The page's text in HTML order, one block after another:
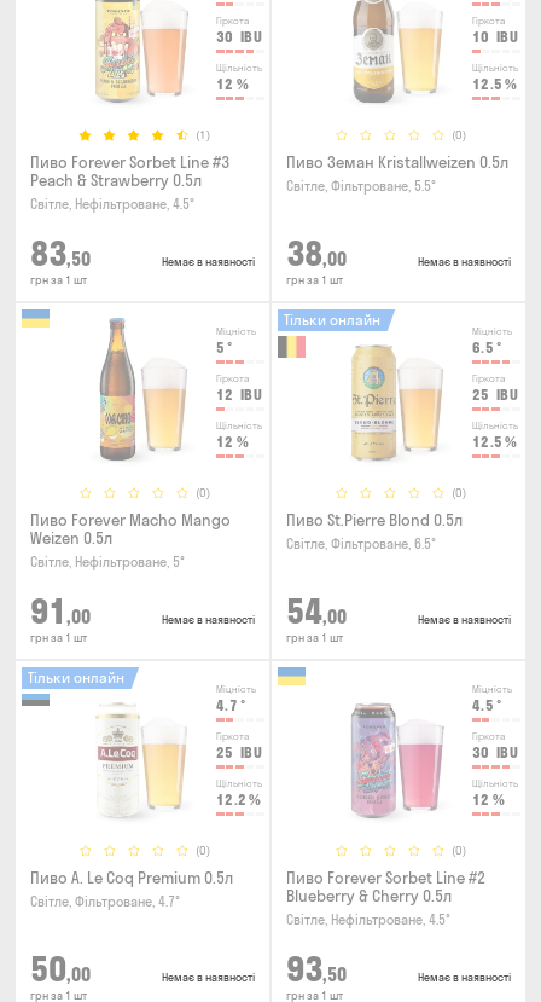
Гіркота
30 IBU
Щільність
12 %
(1)
Пиво Forever Sorbet Line #3
Peach & Strawberry 0.5л
Світле, Нефільтроване, 4.5°
83,50
грн за 1 шт
Немає в наявності
Гіркота
10 IBU
Щільність
12.5 %
(0)
Пиво Земан Kristallweizen 0.5л
Світле, Фільтроване, 5.5°
38,00
грн за 1 шт
Немає в наявності
Міцність
5 °
Гіркота
12 IBU
Щільність
12 %
(0)
Пиво Forever Macho Mango
Weizen 0.5л
Світле, Нефільтроване, 5°
91 ,00
грн за 1 шт
Немає в наявності
Міцність
6.5 °
Гіркота
25 IBU
Щільність
12.5 %
(0)
Тільки онлайн
Пиво St.Pierre Blond 0.5л
Світле, Фільтроване, 6.5°
54,00
грн за 1 шт
Немає в наявності
Міцність
4.7 °
Гіркота
25 IBU
Щільність
12.2 %
(0)
Тільки онлайн
Пиво A. Le Coq Premium 0.5л
Світле, Фільтроване, 4.7°
50,00
грн за 1 шт
Немає в наявності
Міцність
4.5 °
Гіркота
30 IBU
Щільність
12 %
(0)
Пиво Forever Sorbet Line #2
Blueberry & Cherry 0.5л
Світле, Нефільтроване, 4.5°
93,50
грн за 1 шт
Немає в наявності